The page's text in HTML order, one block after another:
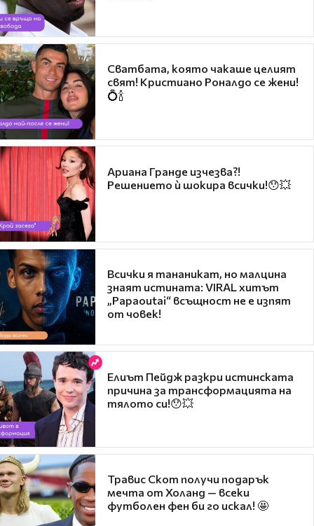
Сватбата, която чакаше целият
свят! Кристиано Роналдо се жени!
💍🍾
Ариана Гранде изчезва?!
Решението ѝ шокира всички!😯💥
Всички я тананикат, но малцина
знаят истината: VIRAL хитът
„Papaoutai“ всъщност не е изпят
от човек!
Елиът Пейдж разкри истинската
причина за трансформацията на
тялото си!😯💥
Травис Скот получи подарък
мечта от Холанд — всеки
футболен фен би го искал! 🤩